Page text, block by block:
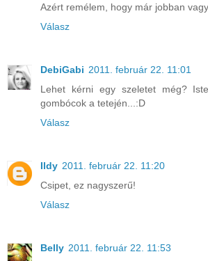
Azért remélem, hogy már jobban
Válasz
DebiGabi 2011. február 22. 11:01
Lehet kérni egy szeletet még?
gombócok a tetején...:D
Válasz
Ildy 2011. február 22. 11:20
Csipet, ez nagyszerű!
Válasz
Belly 2011. február 22. 11:53